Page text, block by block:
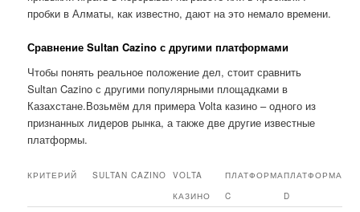
пробки в Алматы, как известно, дают на это немало времени.
Сравнение Sultan Cazino с другими платформами
Чтобы понять реальное положение дел, стоит сравнить
Sultan Cazino с другими популярными площадками в
Казахстане.Возьмём для примера Volta казино – одного из
признанных лидеров рынка, а также две другие известные
платформы.
КРИТЕРИЙ SULTAN CAZINO
VOLTA
КАЗИНО
ПЛАТФОРМА
C
ПЛАТФОРМА
D